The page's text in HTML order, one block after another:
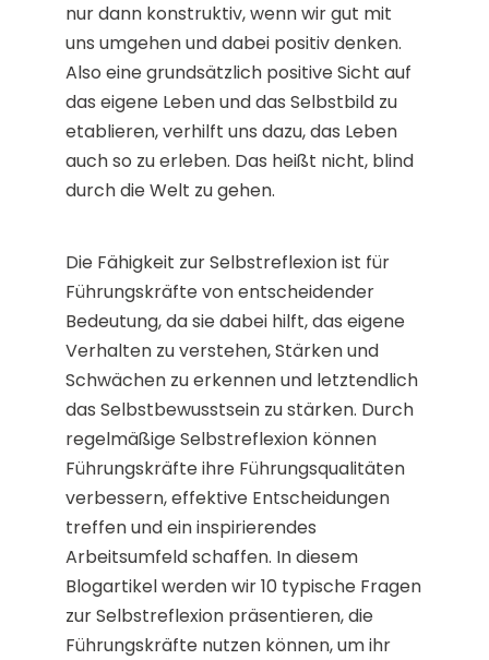
nur dann konstruktiv, wenn wir gut mit
uns umgehen und dabei positiv denken.
Also eine grundsätzlich positive Sicht auf
das eigene Leben und das Selbstbild zu
etablieren, verhilft uns dazu, das Leben
auch so zu erleben. Das heißt nicht, blind
durch die Welt zu gehen.
Die Fähigkeit zurSelbstreflexionist für
Führungskräfte von entscheidender
Bedeutung, da sie dabei hilft, das eigene
Verhalten zu verstehen, Stärken und
Schwächen zu erkennen und letztendlich
das Selbstbewusstsein zu stärken. Durch
regelmäßige Selbstreflexion können
Führungskräfte ihre Führungsqualitäten
verbessern, effektive Entscheidungen
treffen und ein inspirierendes
Arbeitsumfeld schaffen. In diesem
Blogartikel werden wir 10 typische Fragen
zur Selbstreflexion präsentieren, die
Führungskräfte nutzen können, um ihr